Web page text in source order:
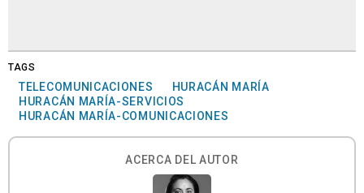
TAGS
TELECOMUNICACIONES
HURACÁN MARÍA
HURACÁN MARÍA-SERVICIOS
HURACÁN MARÍA-COMUNICACIONES
ACERCA DEL AUTOR